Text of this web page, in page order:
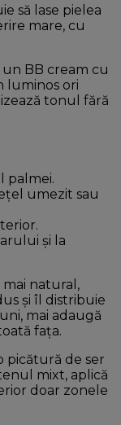
să lase pielea
mare, cu
un BB cream cu
luminos ori
tonul fără
palmei.
umezit sau
și la
natural,
și îl distribuie
mai adaugă
fața.
picătură de ser
mixt, aplică
doar zonele